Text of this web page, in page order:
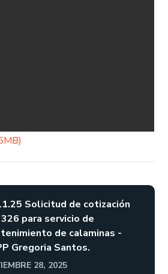
Solicitud de cotización
para servicio de
de calaminas -
Gregoria Santos.
28, 2025